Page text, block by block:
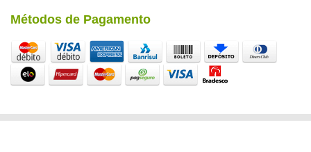
Métodos de Pagamento